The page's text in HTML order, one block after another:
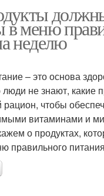
меню
неделю
– это основа
не знают, какие
рацион, чтобы
витаминами и
о продуктах,
правильного